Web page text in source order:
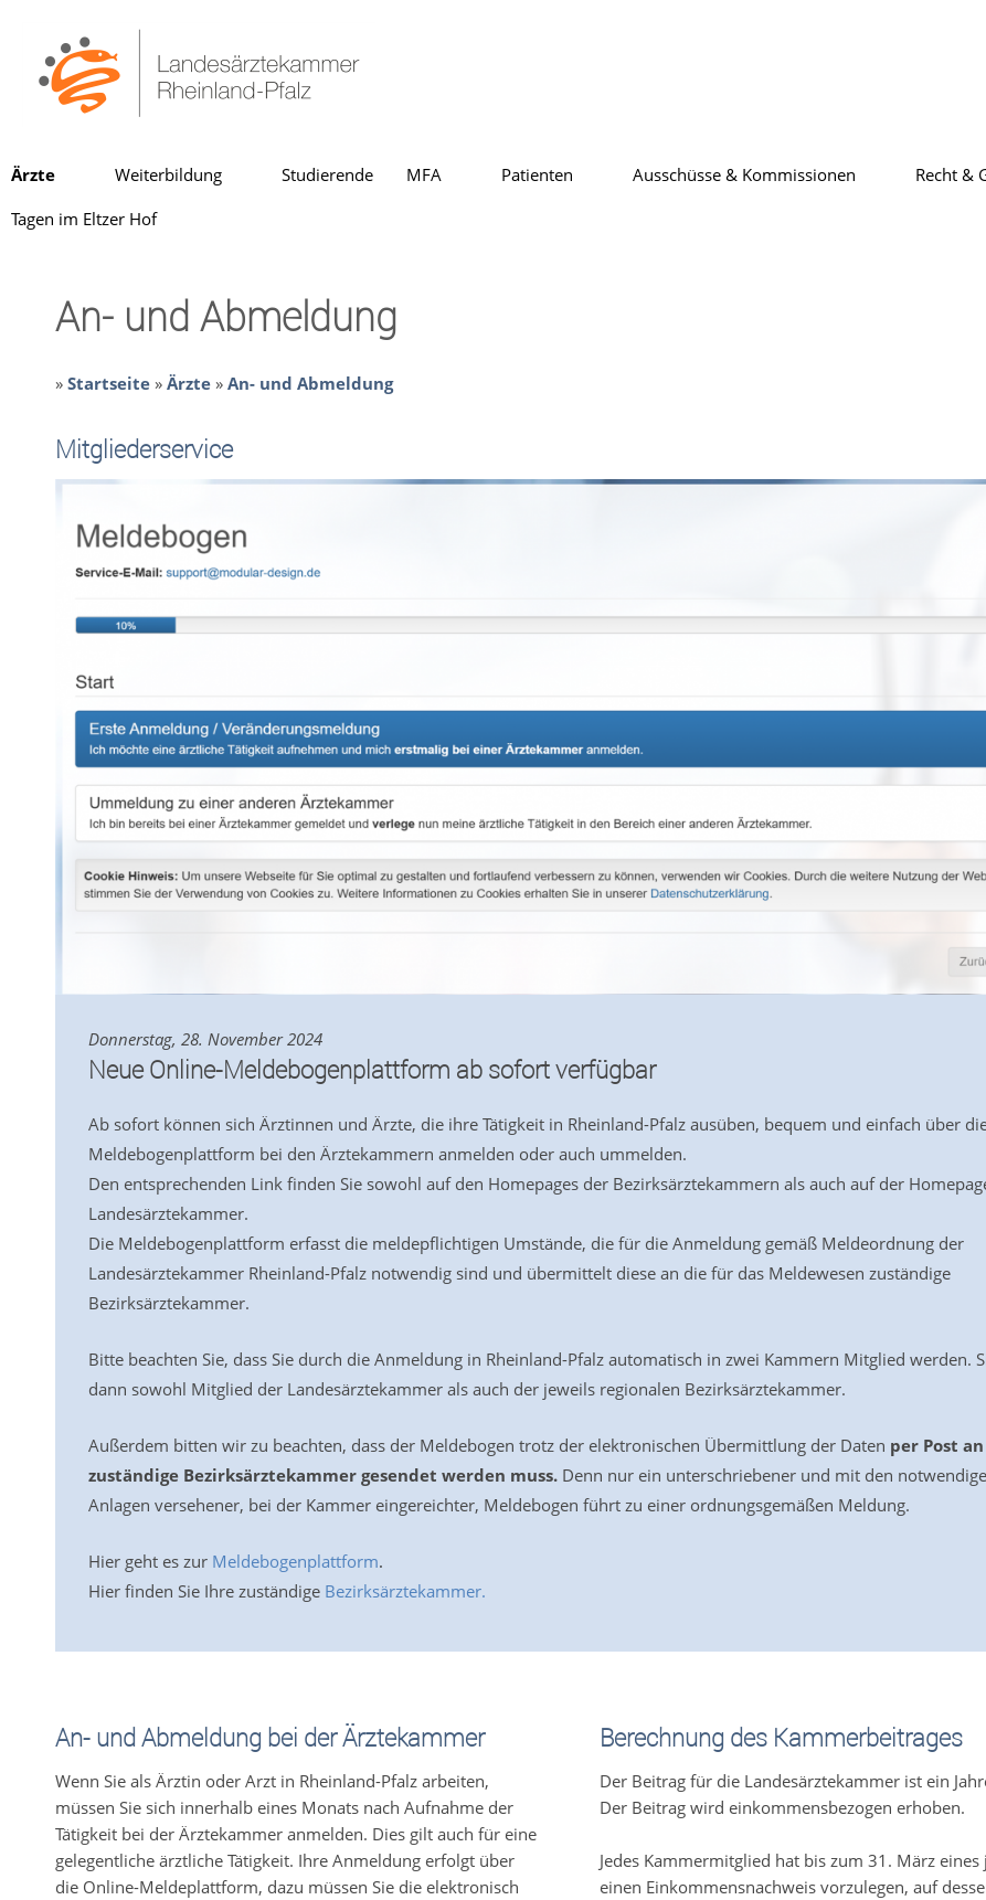
Ärzte Weiterbildung Studierende MFA Patienten Ausschüsse & Kommissionen Recht &
Tagen im Eltzer Hof
An- und Abmeldung
» Startseite » Ärzte » An- und Abmeldung
Mitgliederservice
Donnerstag, 28. November 2024
Neue Online-Meldebogenplattform ab sofort verfügbar
Ab sofort können sich Ärztinnen und Ärzte, die ihre Tätigkeit in Rheinland-Pfalz ausüben, bequem und einfach über
Meldebogenplattform bei den Ärztekammern anmelden oder auch ummelden.
Den entsprechenden Link finden Sie sowohl auf den Homepages der Bezirksärztekammern als auch auf der
Landesärztekammer.
Die Meldebogenplattform erfasst die meldepflichtigen Umstände, die für die Anmeldung gemäß Meldeordnung der
Landesärztekammer Rheinland-Pfalz notwendig sind und übermittelt diese an die für das Meldewesen zuständige
Bezirksärztekammer.
Bitte beachten Sie, dass Sie durch die Anmeldung in Rheinland-Pfalz automatisch in zwei Kammern Mitglied werden.
dann sowohl Mitglied der Landesärztekammer als auch der jeweils regionalen Bezirksärztekammer.
Außerdem bitten wir zu beachten, dass der Meldebogen trotz der elektronischen Übermittlung der Daten per Post
zuständige Bezirksärztekammer gesendet werden muss. Denn nur ein unterschriebener und mit den
Anlagen versehener, bei der Kammer eingereichter, Meldebogen führt zu einer ordnungsgemäßen Meldung.
Hier geht es zur Meldebogenplattform.
Hier finden Sie Ihre zuständige Bezirksärztekammer.
An- und Abmeldung bei der Ärztekammer
Wenn Sie als Ärztin oder Arzt in Rheinland-Pfalz arbeiten,
müssen Sie sich innerhalb eines Monats nach Aufnahme der
Tätigkeit bei der Ärztekammer anmelden. Dies gilt auch für eine
gelegentliche ärztliche Tätigkeit. Ihre Anmeldung erfolgt über
die Online-Meldeplattform, dazu müssen Sie die elektronisch
Berechnung des Kammerbeitrages
Der Beitrag für die Landesärztekammer ist ein
Der Beitrag wird einkommensbezogen erhoben.
Jedes Kammermitglied hat bis zum 31. März eines
einen Einkommensnachweis vorzulegen, auf